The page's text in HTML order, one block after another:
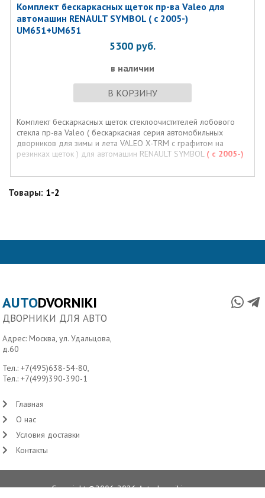
Комплект бескаркасных щеток пр-ва Valeo для
автомашин RENAULT SYMBOL ( с 2005-)
UM651+UM651
5300 руб.
в наличии
В КОРЗИНУ
Комплект бескаркасных щеток стеклоочистителей лобового
стекла пр-ва Valeo ( бескаркасная серия автомобильных
дворников для зимы и лета VALEO X-TRM с графитом на
резинках щеток ) для автомашин RENAULT SYMBOL ( с 2005-)
Товары: 1-2
AUTODVORNIKI
ДВОРНИКИ ДЛЯ АВТО
Адрес: Москва, ул. Удальцова,
д.60
Тел.:+7(495)638-54-80,
Тел.:+7(499)390-390-1
Главная
О нас
Условия доставки
Контакты
Copyright ©2006-2026 Autodvorniki.ru